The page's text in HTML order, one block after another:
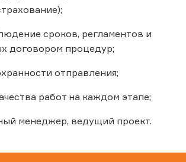
сроков, регламентов и
договором процедур;
отправления;
работ на каждом этапе;
менеджер, ведущий проект.